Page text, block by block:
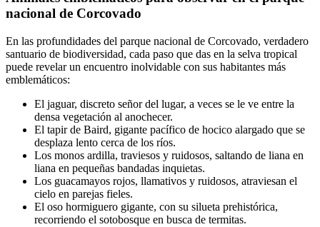
nacional de Corcovado
En las profundidades del parque nacional de Corcovado, verdadero
santuario de biodiversidad, cada paso que das en la selva tropical
puede revelar un encuentro inolvidable con sus habitantes más
emblemáticos:
El jaguar, discreto señor del lugar, a veces se le ve entre la
densa vegetación al anochecer.
El tapir de Baird, gigante pacífico de hocico alargado que se
desplaza lento cerca de los ríos.
Los monos ardilla, traviesos y ruidosos, saltando de liana en
liana en pequeñas bandadas inquietas.
Los guacamayos rojos, llamativos y ruidosos, atraviesan el
cielo en parejas fieles.
El oso hormiguero gigante, con su silueta prehistórica,
recorriendo el sotobosque en busca de termitas.